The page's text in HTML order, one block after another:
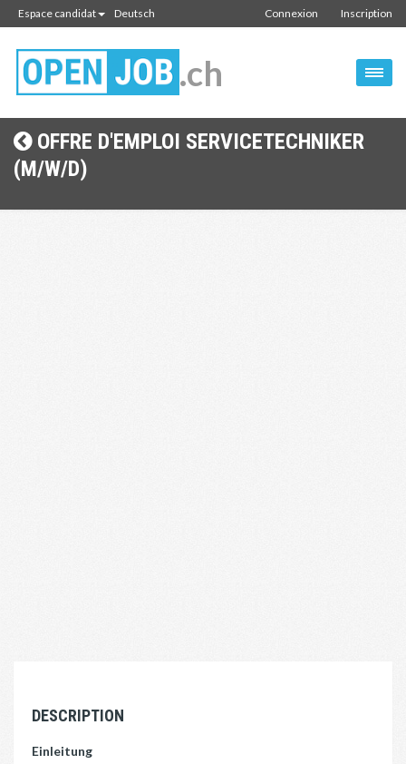
Espace candidat Deutsch Inscription
Connexion
.ch
OFFRE D'EMPLOI SERVICETECHNIKER
(M/W/D)
DESCRIPTION
Einleitung